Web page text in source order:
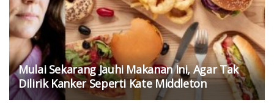
Mulai Sekarang Jauhi Makanan Ini, Agar Tak
Dilirik Kanker Seperti Kate Middleton